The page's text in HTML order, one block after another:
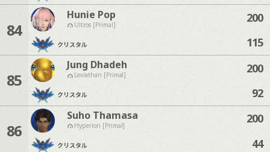
84
Hunie Pop
Ultros [Primal]
クリスタル
200
115
85
Jung Dhadeh
Leviathan [Primal]
クリスタル
200
92
86
Suho Thamasa
Hyperion [Primal]
クリスタル
200
44